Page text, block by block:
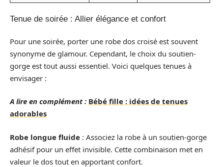
Tenue de soirée : Allier élégance et confort
Pour une soirée, porter une robe dos croisé est souvent
synonyme de glamour. Cependant, le choix du soutien-
gorge est tout aussi essentiel. Voici quelques tenues à
envisager :
A lire en complément : Bébé fille : idées de tenues
adorables
Robe longue fluide : Associez la robe à un soutien-gorge
adhésif pour un effet invisible. Cette combinaison met en
valeur le dos tout en apportant confort.